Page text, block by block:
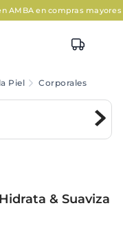
compras mayores a $120.000
Piel Corporales
& Suaviza